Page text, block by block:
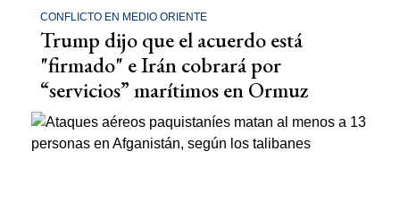
CONFLICTO EN MEDIO ORIENTE
Trump dijo que el acuerdo está
"firmado" e Irán cobrará por
“servicios” marítimos en Ormuz